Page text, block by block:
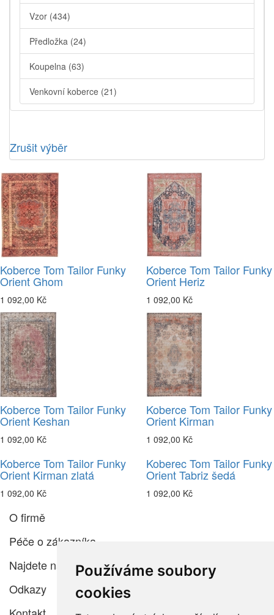
Používáme soubory
cookies
Vzor (434)
Předložka (24)
Koupelna (63)
Venkovní koberce (21)
Zrušit výběr
Koberce Tom Tailor Funky
Orient Ghom
1 092,00 Kč
Koberce Tom Tailor Funky
Orient Heriz
1 092,00 Kč
Koberce Tom Tailor Funky
Orient Keshan
1 092,00 Kč
Koberce Tom Tailor Funky
Orient Kirman
1 092,00 Kč
Koberce Tom Tailor Funky
Orient Kirman zlatá
1 092,00 Kč
Koberec Tom Tailor Funky
Orient Tabriz šedá
1 092,00 Kč
O firmě
Péče o zákazníka
Najdete nás
Odkazy